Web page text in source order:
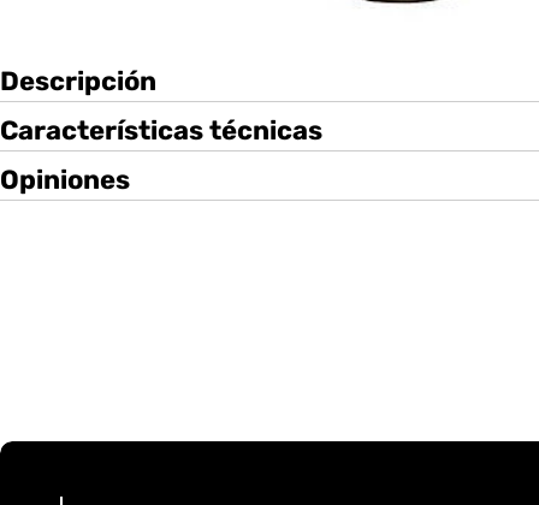
Descripción
Características técnicas
Opiniones